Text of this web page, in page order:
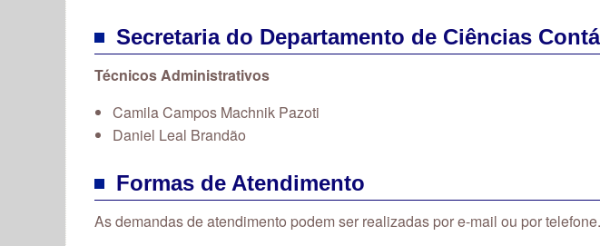
Secretaria do Departamento de Ciências
Técnicos Administrativos
Camila Campos Machnik Pazoti
Daniel Leal Brandão
Formas de Atendimento
As demandas de atendimento podem ser realizadas por e-mail ou por telefone.